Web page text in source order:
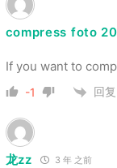
compress foto
If you want to
-1 回复
龙zz 3 年 之前